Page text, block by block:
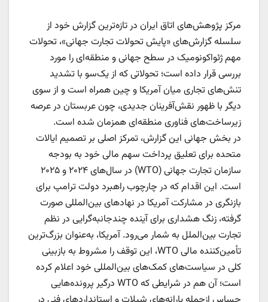
مرکز پژوهش‌های اتاق ایران در تازه‌ترین گزارش خود از
سلسله گزارش‌های «پایش تحولات تجارت جهانی»، تحولات
مهم ژئواکونومیک در سطح جهانی و منطقه‌ای را مورد
بررسی قرار داده است؛ تحولاتی که از یک‌سو با تشدید
تنش‌های تجاری میان آمریکا و چین همراه است و از سوی
دیگر با ظهور نقش‌آفرینان جدیدی، چون عربستان در عرصه
زیرساخت‌های فناوری منطقه‌ای همزمان شده است.
در بخش جهانی این گزارش، تمرکز اصلی بر تصمیم ایالات
متحده برای تعلیق پرداخت سهم مالی خود به بودجه
سازمان تجارت جهانی (WTO) در سال‌های ۲۰۲۴ و ۲۰۲۵
است. این اقدام که در چارچوب راهبرد دولت ترامپ برای
بازنگری در مشارکت آمریکا در نهاد‌های بین‌المللی صورت
گرفته، زنگ هشداری برای آینده چندجانبه‌گرایی در نظم
تجارت بین‌الملل به شمار می‌رود. آمریکا، به‌عنوان بزرگ‌ترین
تأمین‌کننده مالی WTO، این توقف را مشروط به بازبینی
کلی در سیاست‌های کمک‌های بین‌المللی خود اعلام کرده
است؛ آن هم در شرایطی که WTO درگیر پرونده‌هایی